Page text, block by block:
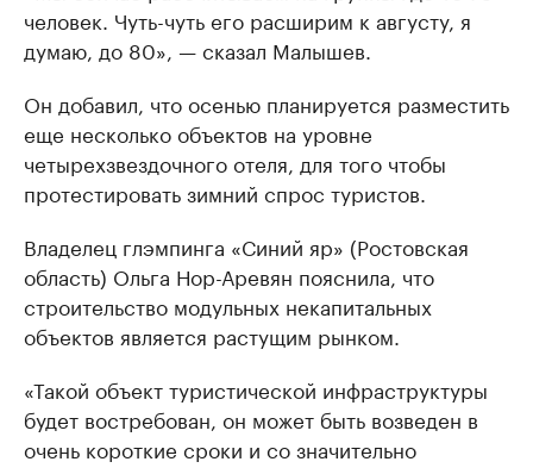
человек. Чуть-чуть его расширим к августу, я
думаю, до 80», — сказал Малышев.
Он добавил, что осенью планируется разместить
еще несколько объектов на уровне
четырехзвездочного отеля, для того чтобы
протестировать зимний спрос туристов.
Владелец глэмпинга «Синий яр» (Ростовская
область) Ольга Нор-Аревян пояснила, что
строительство модульных некапитальных
объектов является растущим рынком.
«Такой объект туристической инфраструктуры
будет востребован, он может быть возведен в
очень короткие сроки и со значительно